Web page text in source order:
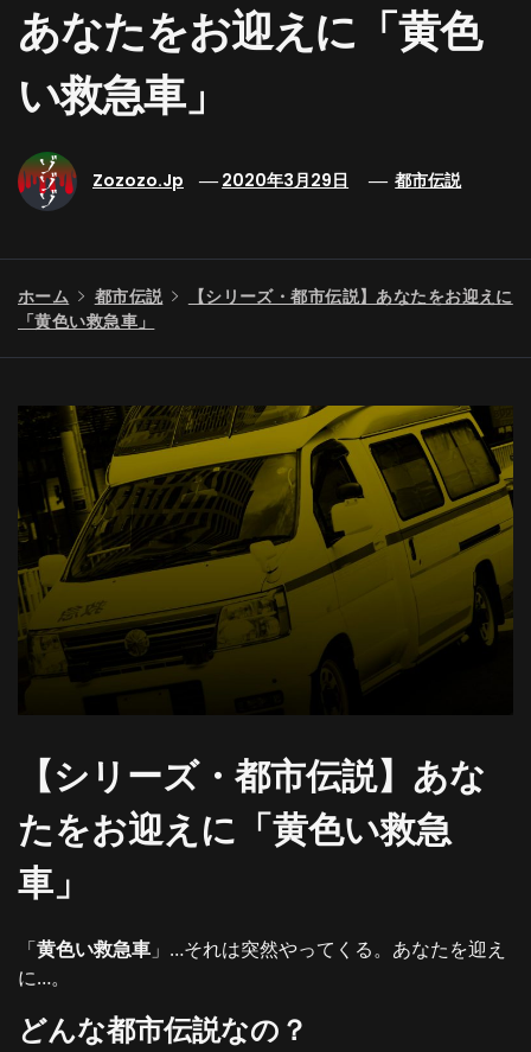
あなたをお迎えに「黄色
い救急車」
Zozozo.jp 2020年3月29日 都市伝説
ホーム 都市伝説
【シリーズ・都市伝説】あなたをお迎えに
「黄色い救急車」
【シリーズ・都市伝説】あな
たをお迎えに「黄色い救急
車」
「黄色い救急車 」…それは突然やってくる。あなたを迎え
に…。
どんな都市伝説なの？